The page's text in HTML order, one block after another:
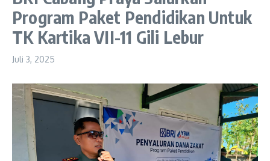
Program Paket Pendidikan Untuk
TK Kartika VII-11 Gili Lebur
Juli 3, 2025